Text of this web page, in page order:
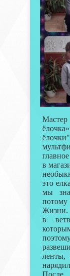
в
это
мы
потому
Жизни.
в